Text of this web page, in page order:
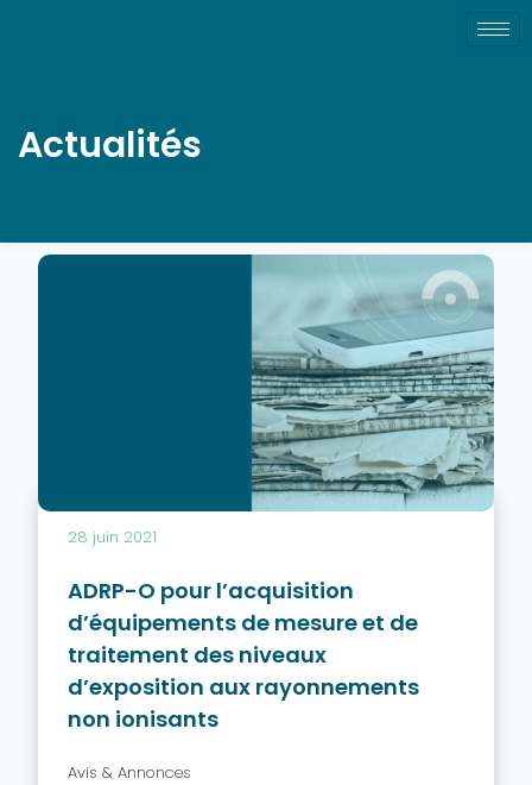
Actualités
28 juin 2021
ADRP-O pour l’acquisition
d’équipements de mesure et de
traitement des niveaux
d’exposition aux rayonnements
non ionisants
Avis & Annonces